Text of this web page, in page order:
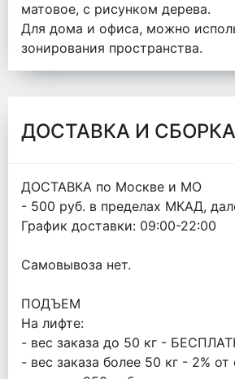
матовое, с рисунком дерева.
Для дома и офиса, можно
зонирования пространства.
ДОСТАВКА И СБОРКА
ДОСТАВКА по Москве и МО
- 500 руб. в пределах МКАД,
График доставки: 09:00-22:00
Самовывоза нет.
ПОДЪЕМ
На лифте:
- вес заказа до 50 кг -
- вес заказа более 50 кг - 2%